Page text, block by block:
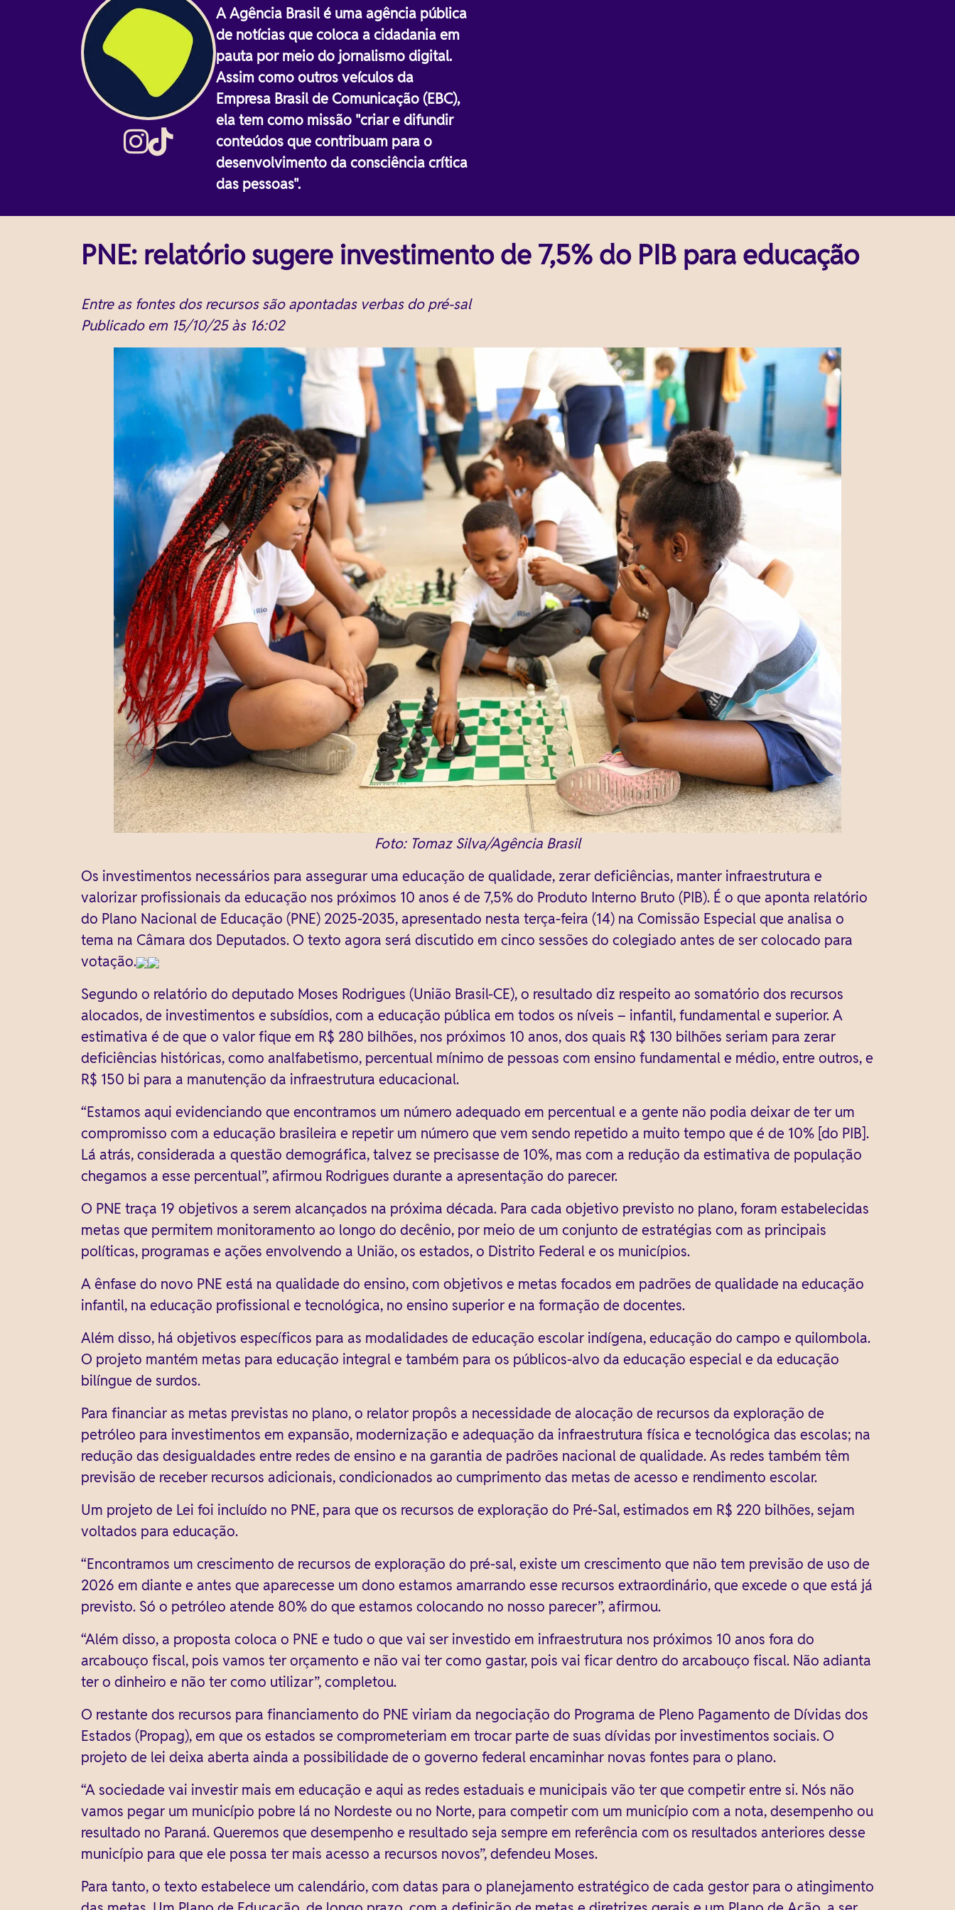
A Agência Brasil é uma agência pública
de notícias que coloca a cidadania em
pauta por meio do jornalismo digital.
Assim como outros veículos da
Empresa Brasil de Comunicação (EBC),
ela tem como missão "criar e difundir
conteúdos que contribuam para o
desenvolvimento da consciência crítica
das pessoas".
PNE: relatório sugere investimento de 7,5% do PIB para educação
Entre as fontes dos recursos são apontadas verbas do pré-sal
Publicado em 15/10/25 às 16:02
Foto: Tomaz Silva/Agência Brasil
Os investimentos necessários para assegurar uma educação de qualidade, zerar deficiências, manter infraestrutura e
valorizar profissionais da educação nos próximos 10 anos é de 7,5% do Produto Interno Bruto (PIB). É o que aponta relatório
do Plano Nacional de Educação (PNE) 2025-2035, apresentado nesta terça-feira (14) na Comissão Especial que analisa o
tema na Câmara dos Deputados. O texto agora será discutido em cinco sessões do colegiado antes de ser colocado para
votação.
Segundo o relatório do deputado Moses Rodrigues (União Brasil-CE), o resultado diz respeito ao somatório dos recursos
alocados, de investimentos e subsídios, com a educação pública em todos os níveis – infantil, fundamental e superior. A
estimativa é de que o valor fique em R$ 280 bilhões, nos próximos 10 anos, dos quais R$ 130 bilhões seriam para zerar
deficiências históricas, como analfabetismo, percentual mínimo de pessoas com ensino fundamental e médio, entre outros, e
R$ 150 bi para a manutenção da infraestrutura educacional.
“Estamos aqui evidenciando que encontramos um número adequado em percentual e a gente não podia deixar de ter um
compromisso com a educação brasileira e repetir um número que vem sendo repetido a muito tempo que é de 10% [do PIB].
Lá atrás, considerada a questão demográfica, talvez se precisasse de 10%, mas com a redução da estimativa de população
chegamos a esse percentual”, afirmou Rodrigues durante a apresentação do parecer.
O PNE traça 19 objetivos a serem alcançados na próxima década. Para cada objetivo previsto no plano, foram estabelecidas
metas que permitem monitoramento ao longo do decênio, por meio de um conjunto de estratégias com as principais
políticas, programas e ações envolvendo a União, os estados, o Distrito Federal e os municípios.
A ênfase do novo PNE está na qualidade do ensino, com objetivos e metas focados em padrões de qualidade na educação
infantil, na educação profissional e tecnológica, no ensino superior e na formação de docentes.
Além disso, há objetivos específicos para as modalidades de educação escolar indígena, educação do campo e quilombola.
O projeto mantém metas para educação integral e também para os públicos-alvo da educação especial e da educação
bilíngue de surdos.
Para financiar as metas previstas no plano, o relator propôs a necessidade de alocação de recursos da exploração de
petróleo para investimentos em expansão, modernização e adequação da infraestrutura física e tecnológica das escolas; na
redução das desigualdades entre redes de ensino e na garantia de padrões nacional de qualidade. As redes também têm
previsão de receber recursos adicionais, condicionados ao cumprimento das metas de acesso e rendimento escolar.
Um projeto de Lei foi incluído no PNE, para que os recursos de exploração do Pré-Sal, estimados em R$ 220 bilhões, sejam
voltados para educação.
“Encontramos um crescimento de recursos de exploração do pré-sal, existe um crescimento que não tem previsão de uso de
2026 em diante e antes que aparecesse um dono estamos amarrando esse recursos extraordinário, que excede o que está já
previsto. Só o petróleo atende 80% do que estamos colocando no nosso parecer”, afirmou.
“Além disso, a proposta coloca o PNE e tudo o que vai ser investido em infraestrutura nos próximos 10 anos fora do
arcabouço fiscal, pois vamos ter orçamento e não vai ter como gastar, pois vai ficar dentro do arcabouço fiscal. Não adianta
ter o dinheiro e não ter como utilizar”, completou.
O restante dos recursos para financiamento do PNE viriam da negociação do Programa de Pleno Pagamento de Dívidas dos
Estados (Propag), em que os estados se comprometeriam em trocar parte de suas dívidas por investimentos sociais. O
projeto de lei deixa aberta ainda a possibilidade de o governo federal encaminhar novas fontes para o plano.
“A sociedade vai investir mais em educação e aqui as redes estaduais e municipais vão ter que competir entre si. Nós não
vamos pegar um município pobre lá no Nordeste ou no Norte, para competir com um município com a nota, desempenho ou
resultado no Paraná. Queremos que desempenho e resultado seja sempre em referência com os resultados anteriores desse
município para que ele possa ter mais acesso a recursos novos”, defendeu Moses.
Para tanto, o texto estabelece um calendário, com datas para o planejamento estratégico de cada gestor para o atingimento